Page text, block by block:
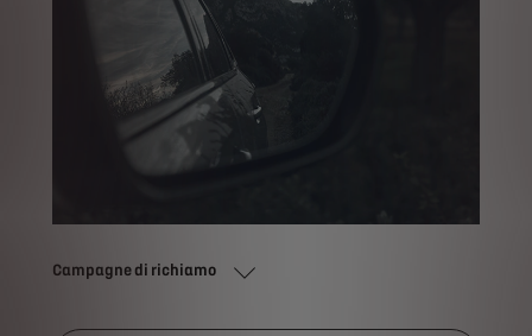
Campagne di richiamo